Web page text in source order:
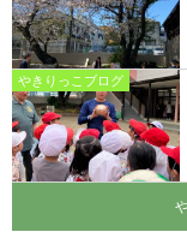
やきりっこブログ